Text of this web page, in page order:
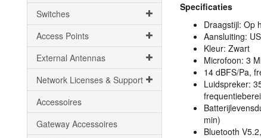
Switches
Access Points
External Antennas
Network Licenses & Support
Accessoires
Gateway Accessoires
Specificaties
Draagstijl: Op
Aansluiting:
Kleur: Zwart
Microfoon: 3
14 dBFS/Pa,
Luidspreker:
min)
Bluetooth